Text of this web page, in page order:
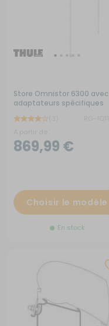
Store Omnistor 6300 avec
adaptateurs spécifiques
869,99 €
Choisir le modèle
En stock